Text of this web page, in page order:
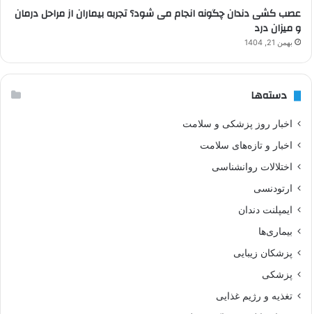
عصب کشی دندان چگونه انجام می شود؟ تجربه بیماران از مراحل درمان
و میزان درد
بهمن 21, 1404
دسته‌ها
اخبار روز پزشکی و سلامت
اخبار و تازه‌های سلامت
اختلالات روانشناسی
ارتودنسی
ایمپلنت دندان
بیماری‌ها
پزشکان زیبایی
پزشکی
تغذیه و رژیم غذایی